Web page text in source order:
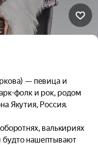
— певица и
фолк и рок, родом
Якутия, Россия.
валькириях
нашептывают